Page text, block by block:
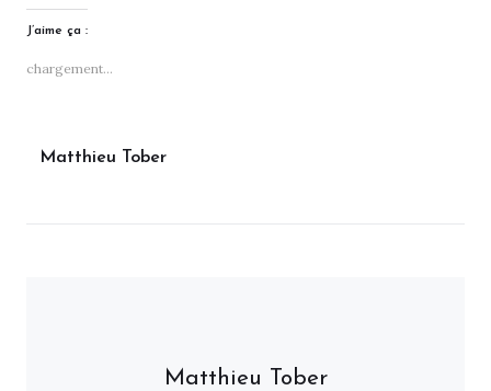
J’aime ça :
chargement…
Matthieu Tober
Matthieu Tober